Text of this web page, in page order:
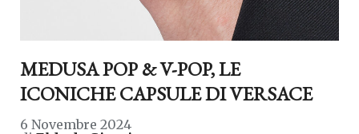
MEDUSA POP & V-POP, LE
ICONICHE CAPSULE DI VERSACE
6 Novembre 2024